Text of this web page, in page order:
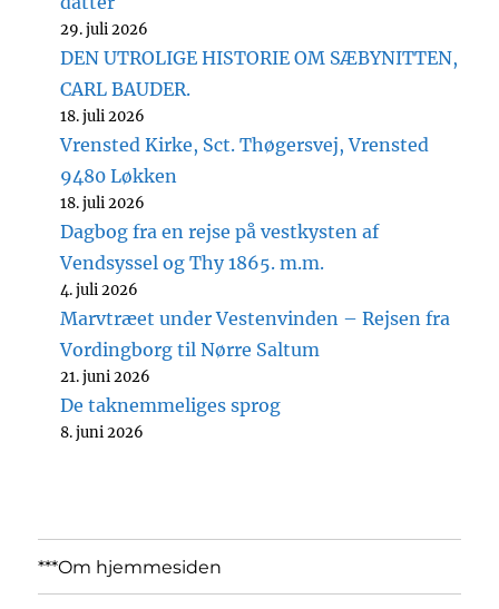
29. juli 2026
DEN UTROLIGE HISTORIE OM SÆBYNITTEN,
CARL BAUDER.
18. juli 2026
Vrensted Kirke, Sct. Thøgersvej, Vrensted
9480 Løkken
18. juli 2026
Dagbog fra en rejse på vestkysten af
Vendsyssel og Thy 1865. m.m.
4. juli 2026
Marvtræet under Vestenvinden – Rejsen fra
Vordingborg til Nørre Saltum
21. juni 2026
De taknemmeliges sprog
8. juni 2026
***Om hjemmesiden